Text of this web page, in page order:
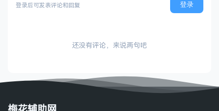
登录后可发表评论和回复 登录
还没有评论，来说两句吧